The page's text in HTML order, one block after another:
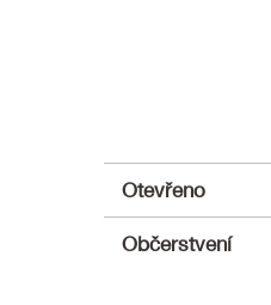
Otevřeno
Občerstvení